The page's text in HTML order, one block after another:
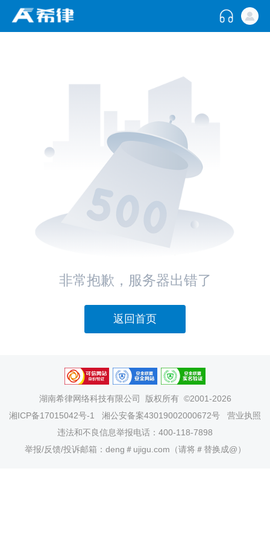
非常抱歉，服务器出错了
返回首页
湖南希律网络科技有限公司
版权所有 ©2001-2026
湘ICP备17015042号-1
湘公安备案43019002000672号
营业执照
违法和不良信息举报电话：400-118-7898
举报/反馈/投诉邮箱：deng＃ujigu.com（请将＃替换成@）